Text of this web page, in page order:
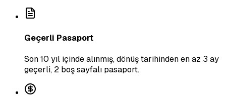
Geçerli Pasaport
Son 10 yıl içinde alınmış, dönüş tarihinden en az 3 ay
geçerli, 2 boş sayfalı pasaport.